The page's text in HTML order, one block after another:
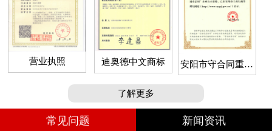
营业执照 迪奥德中文商标
安阳市守合同重信
用企业
了解更多
常见问题 新闻资讯